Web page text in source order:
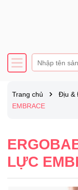
Trang chủ Địu &
EMBRACE
LỰC